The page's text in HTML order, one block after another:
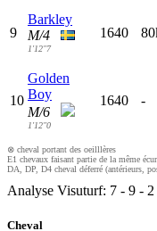
9
Barkley
M/4
1'12"7
1640
10
Golden
Boy
M/6
1'12"0
1640 -
⊗ cheval portant des oeilllères
E1 chevaux faisant partie de la même
DA, DP, D4 cheval déferré (antérieurs,
Analyse Visuturf: 7 - 9 - 2
Cheval